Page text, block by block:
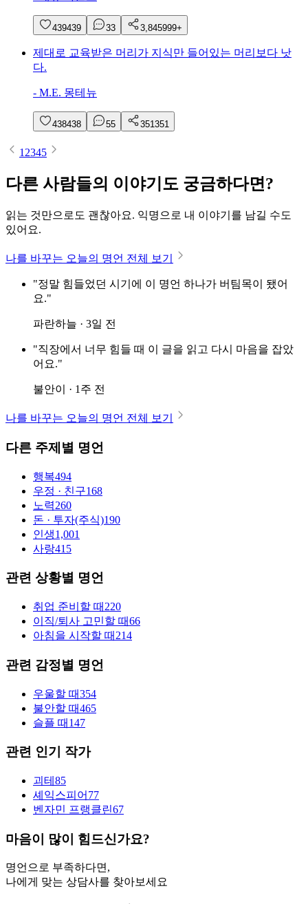
439439 33 3,845999+
제대로 교육받은 머리가 지식만 들어있는 머리보다 낫
다.
- M.E. 몽테뉴
438438 55 351351
12345
다른 사람들의 이야기도 궁금하다면?
읽는 것만으로도 괜찮아요. 익명으로 내 이야기를 남길 수도
있어요.
나를 바꾸는 오늘의 명언 전체 보기
"정말 힘들었던 시기에 이 명언 하나가 버팀목이 됐어
요."
파란하늘 · 3일 전
"직장에서 너무 힘들 때 이 글을 읽고 다시 마음을 잡았
어요."
불안이 · 1주 전
나를 바꾸는 오늘의 명언 전체 보기
다른 주제별 명언
행복494
우정 · 친구168
노력260
돈 · 투자(주식)190
인생1,001
사랑415
관련 상황별 명언
취업 준비할 때 220
이직/퇴사 고민할 때66
아침을 시작할 때 214
관련 감정별 명언
우울할 때354
불안할 때465
슬플 때 147
관련 인기 작가
괴테 85
셰익스피어 77
벤자민 프랭클린67
마음이 많이 힘드신가요?
명언으로 부족하다면,
나에게 맞는 상담사를 찾아보세요